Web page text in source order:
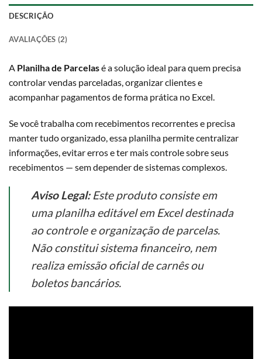
DESCRIÇÃO
AVALIAÇÕES (2)
A Planilha de Parcelasé a solução ideal para quem precisa
controlar vendas parceladas, organizar clientes e
acompanhar pagamentos de forma prática no Excel.
Se você trabalha com recebimentos recorrentes e precisa
manter tudo organizado, essa planilha permite centralizar
informações, evitar erros e ter mais controle sobre seus
recebimentos — sem depender de sistemas complexos.
Aviso Legal:Este produto consiste em
uma planilha editável em Excel destinada
ao controle e organização de parcelas.
Não constitui sistema financeiro, nem
realiza emissão oficial de carnês ou
boletos bancários.